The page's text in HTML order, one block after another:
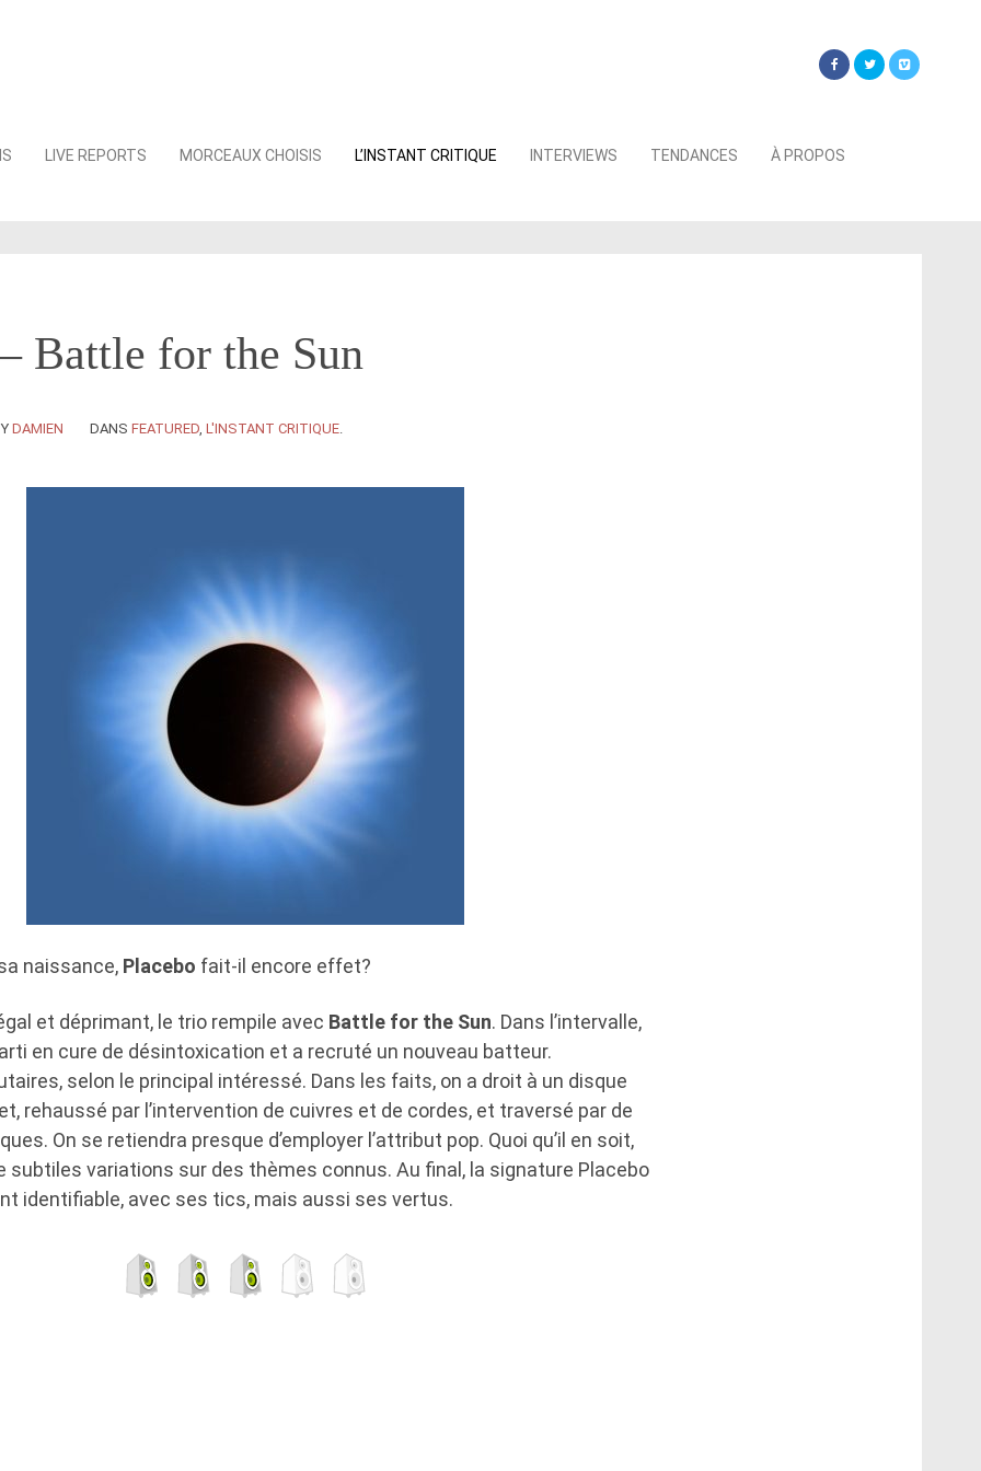
LIVE REPORTS MORCEAUX CHOISIS L’INSTANT CRITIQUE INTERVIEWS TENDANCES À PROPOS
Battle for the Sun
DAMIEN DANS FEATURED L'INSTANT CRITIQUE
naissance, Placebo fait-il encore effet?
et déprimant, le trio rempile avec Battle for the Sun. Dans l’intervalle,
en cure de désintoxication et a recruté un nouveau batteur.
selon le principal intéressé. Dans les faits, on a droit à un disque
rehaussé par l’intervention de cuivres et de cordes, et traversé par de
On se retiendra presque d’employer l’attribut pop. Quoi qu’il en soit,
subtiles variations sur des thèmes connus. Au final, la signature Placebo
identifiable, avec ses tics, mais aussi ses vertus.